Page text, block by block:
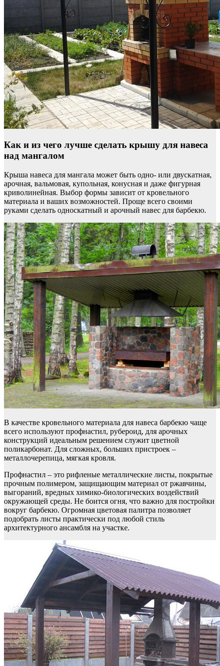
Как и из чего лучше сделать крышу для навеса
над мангалом
Крыша навеса для мангала может быть одно- или двускатная,
арочная, вальмовая, купольная, конусная и даже фигурная
криволинейная. Выбор формы зависит от кровельного
материала и ваших возможностей. Проще всего своими
руками сделать односкатный и арочный навес для барбекю.
В качестве кровельного материала для навеса барбекю чаще
всего используют профнастил, рубероид, для арочных
конструкций идеальным решением служит цветной
поликарбонат. Для сложных, больших пристроек –
металлочерепица, мягкая кровля.
Профнастил – это рифленые металлические листы, покрытые
прочным полимером, защищающим материал от ржавчины,
выгораний, вредных химико-биологических воздействий
окружающей среды. Не боится огня, что важно для постройки
вокруг барбекю. Огромная цветовая палитра позволяет
подобрать листы практически под любой стиль
архитектурного ансамбля на участке.